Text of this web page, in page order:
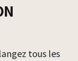
tous les